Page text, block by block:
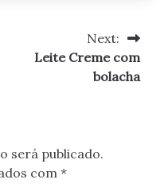
Next:
Leite Creme com
bolacha
será publicado.
com *